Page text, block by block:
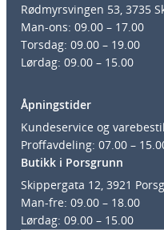
Rødmyrsvingen 53, 3735
Man-ons: 09.00 – 17.00
Torsdag: 09.00 – 19.00
Lørdag: 09.00 – 15.00
Åpningstider
Kundeservice og
Proffavdeling: 07.00 –
Butikk i Porsgrunn
Skippergata 12, 3921
Man-fre: 09.00 – 18.00
Lørdag: 09.00 – 15.00